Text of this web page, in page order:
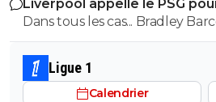
Liverpool appelle le PSG
Dans tous les cas... Bradley
qui est vraiment
le PSG a traiter Kylian
PSG.
Ligue 1
Calendrier